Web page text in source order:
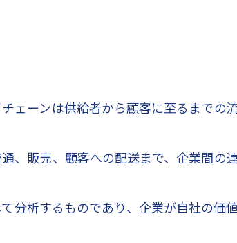
ェーンは供給者から顧客に至るまでの
、販売、顧客への配送まで、企業間の
分析するものであり、企業が自社の価